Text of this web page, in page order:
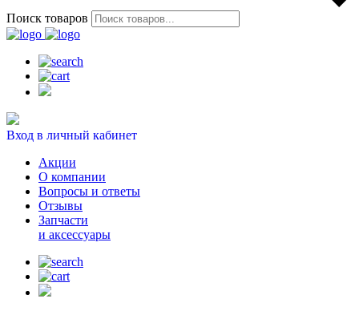
Поиск товаров
Вход в личный кабинет
Акции
О компании
Вопросы и ответы
Отзывы
Запчасти
и аксессуары